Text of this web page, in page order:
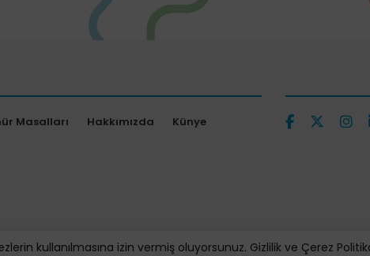
Masalları Hakkımızda
Künye
kullanılmasına izin vermiş oluyorsunuz. Gizlilik ve Çerez